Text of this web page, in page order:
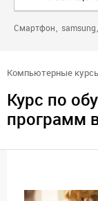
Смартфон samsung
Компьютерные
Курс по
программ